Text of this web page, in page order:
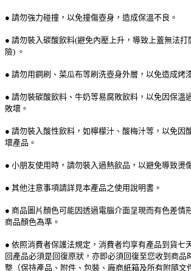
● 請勿強力碰撞，以免撞傷壺身，造成保溫不良。
● 請勿裝入碳酸飲料(避免內壓上升，導致上蓋無法
險) 。
● 請勿用鋼刷、菜瓜布等刷洗壺身外層，以免造成烤
● 請勿裝碳酸飲料、牛奶等易腐敗飲料，以免因保溫
敗壞。
● 請勿裝入酸性飲料，如檸檬汁、酸梅汁等，以免因
壞產品。
● 小朋友使用時，請勿裝入過熱飲品，以避免導致燙
● 其他注意事項請詳見本產品之使用說明書。
● 商品圖片顏色可能因透過電腦介面呈現而有色差情
商品顏色為準。
● 依照消費者保護法規定，消費者均享有產品到貨七
回產品必須是回復原狀，亦即必須回復至您收到商品
整（保持產品、附件、包裝、廠商紙箱及所有附隨文